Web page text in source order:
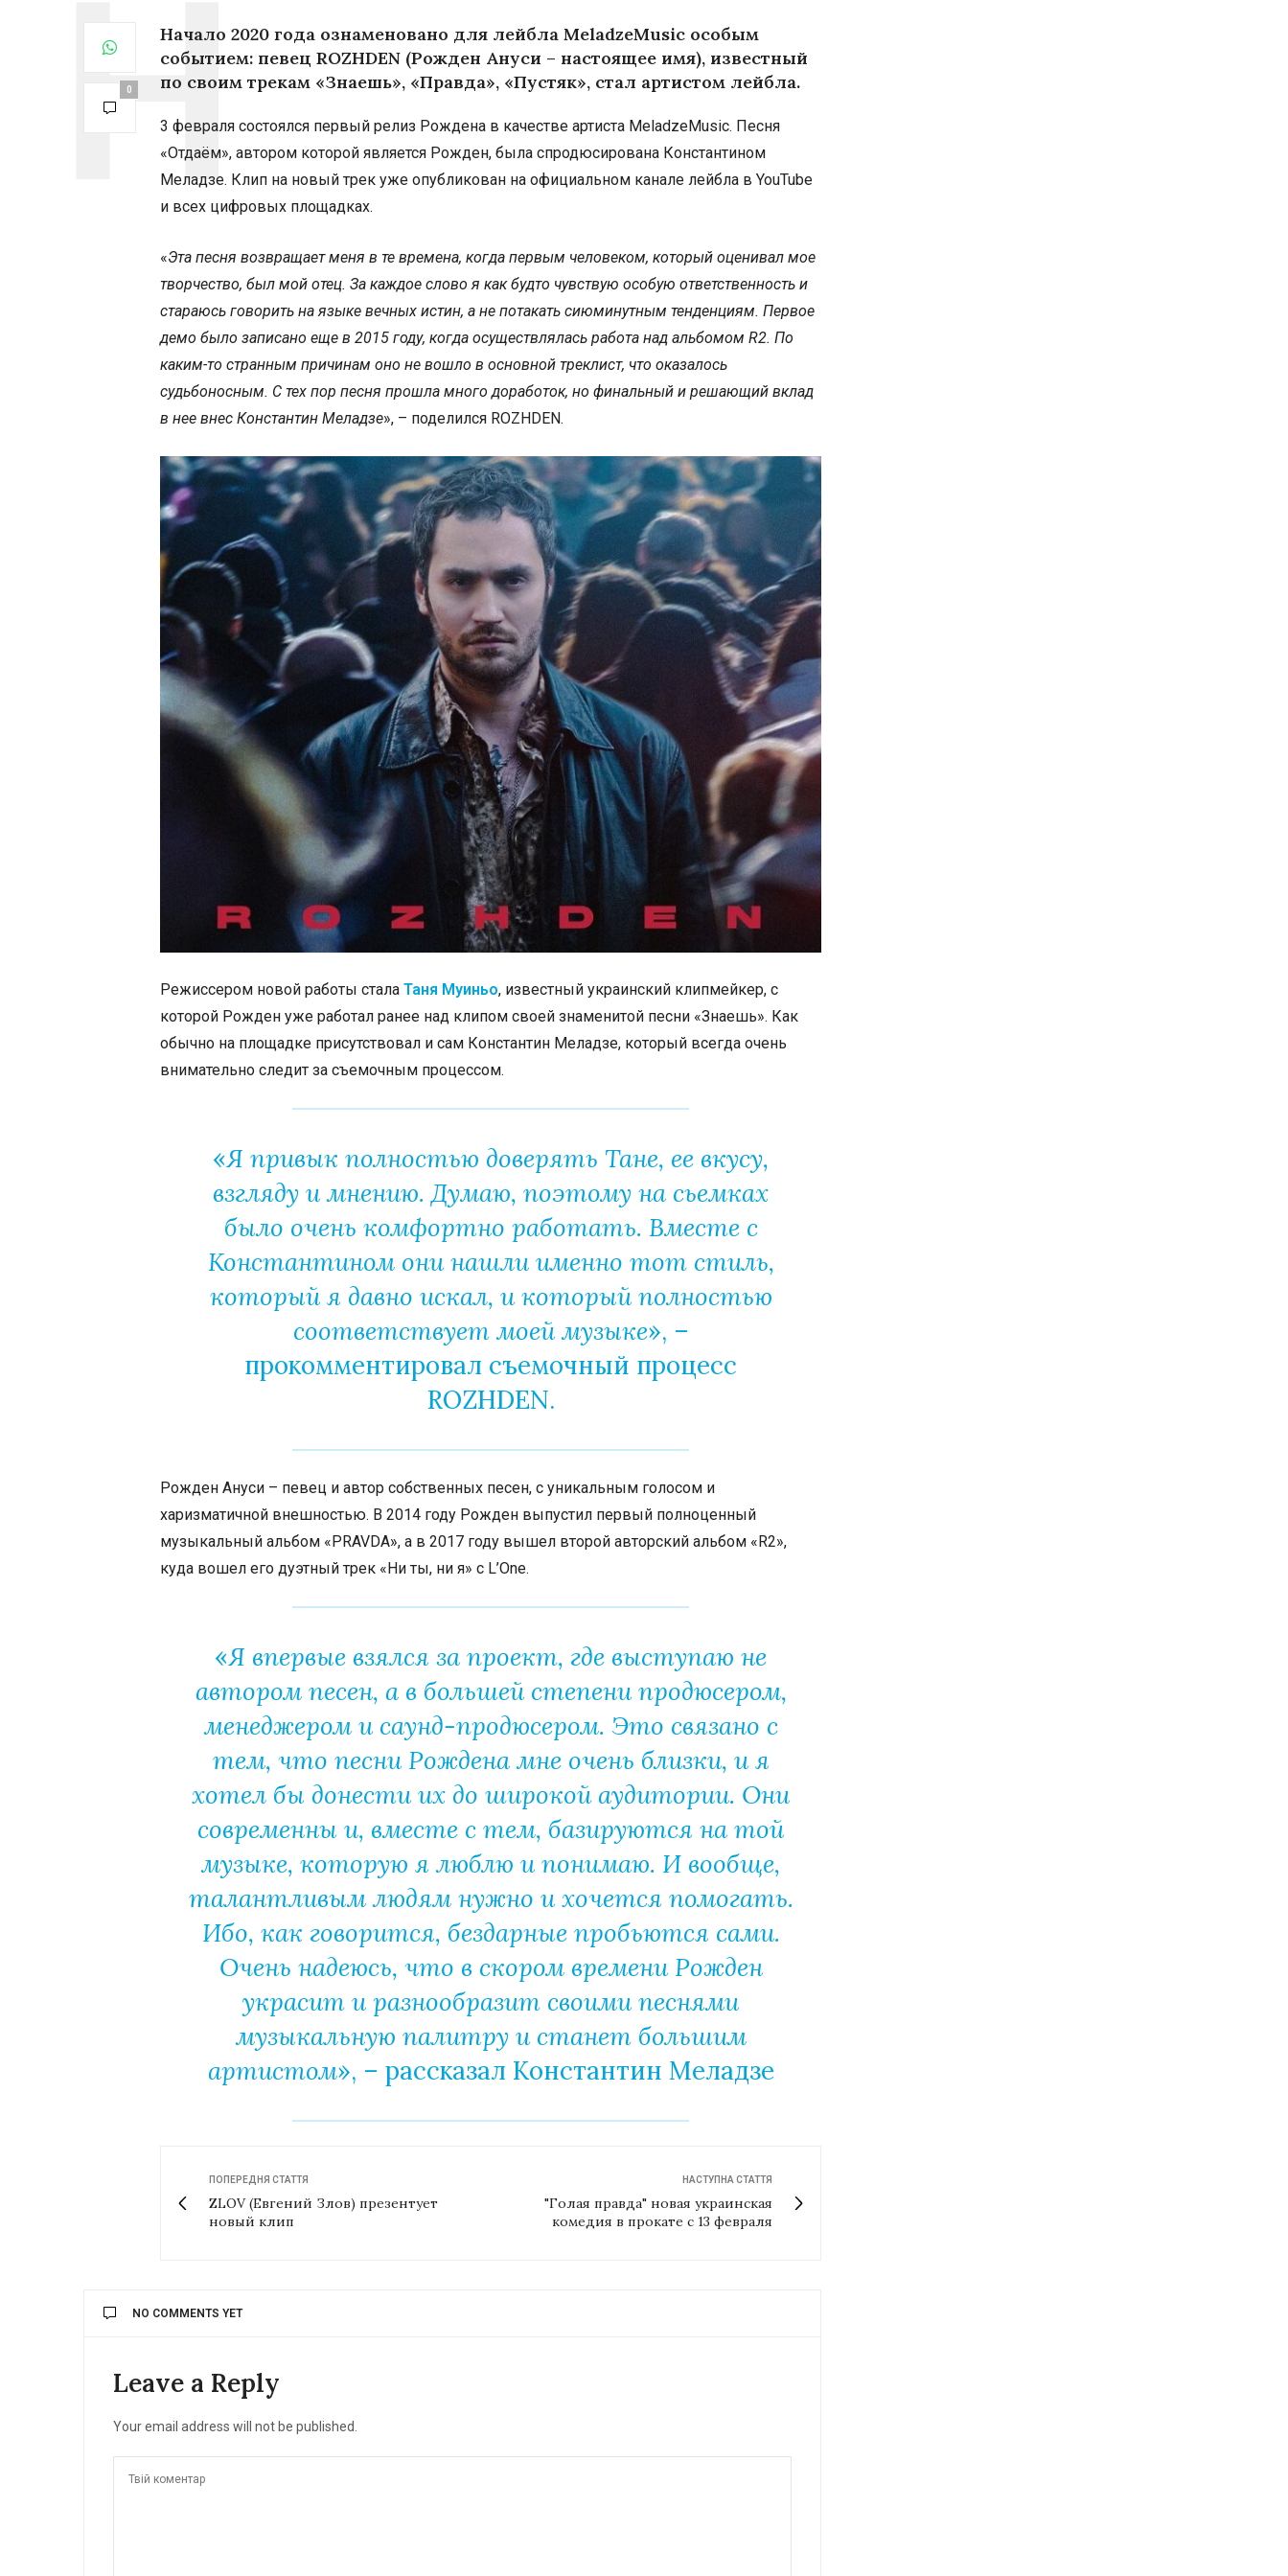
0
Начало 2020 года ознаменовано для лейбла MeladzeMusic особым
событием: певец ROZHDEN (Рожден Ануси – настоящее имя), известный
по своим трекам «Знаешь», «Правда», «Пустяк», стал артистом лейбла.
3 февраля состоялся первый релиз Рождена в качестве артиста MeladzeMusic. Песня
«Отдаём», автором которой является Рожден, была спродюсирована Константином
Меладзе. Клип на новый трек уже опубликован на официальном канале лейбла в YouTube
и всех цифровых площадках.
«Эта песня возвращает меня в те времена, когда первым человеком, который оценивал мое
творчество, был мой отец. За каждое слово я как будто чувствую особую ответственность и
стараюсь говорить на языке вечных истин, а не потакать сиюминутным тенденциям. Первое
демо было записано еще в 2015 году, когда осуществлялась работа над альбомом R2. По
каким-то странным причинам оно не вошло в основной треклист, что оказалось
судьбоносным. С тех пор песня прошла много доработок, но финальный и решающий вклад
в нее внес Константин Меладзе», – поделился ROZHDEN.
Режиссером новой работы стала Таня Муиньо, известный украинский клипмейкер, с
которой Рожден уже работал ранее над клипом своей знаменитой песни «Знаешь». Как
обычно на площадке присутствовал и сам Константин Меладзе, который всегда очень
внимательно следит за съемочным процессом.
«Я привык полностью доверять Тане, ее вкусу,
взгляду и мнению. Думаю, поэтому на сьемках
было очень комфортно работать. Вместе с
Константином они нашли именно тот стиль,
который я давно искал, и который полностью
соответствует моей музыке», –
прокомментировал съемочный процесс
ROZHDEN.
Рожден Ануси – певец и автор собственных песен, с уникальным голосом и
харизматичной внешностью. В 2014 году Рожден выпустил первый полноценный
музыкальный альбом «PRAVDA», а в 2017 году вышел второй авторский альбом «R2»,
куда вошел его дуэтный трек «Ни ты, ни я» с L’One.
«Я впервые взялся за проект, где выступаю не
автором песен, а в большей степени продюсером,
менеджером и саунд-продюсером. Это связано с
тем, что песни Рождена мне очень близки, и я
хотел бы донести их до широкой аудитории. Они
современны и, вместе с тем, базируются на той
музыке, которую я люблю и понимаю. И вообще,
талантливым людям нужно и хочется помогать.
Ибо, как говорится, бездарные пробьются сами.
Очень надеюсь, что в скором времени Рожден
украсит и разнообразит своими песнями
музыкальную палитру и станет большим
артистом», – рассказал Константин Меладзе
ПОПЕРЕДНЯ СТАТТЯ
ZLOV (Евгений Злов) презентует
новый клип
НАСТУПНА СТАТТЯ
"Голая правда" новая украинская
комедия в прокате с 13 февраля
NO COMMENTS YET
Leave a Reply
Your email address will not be published.